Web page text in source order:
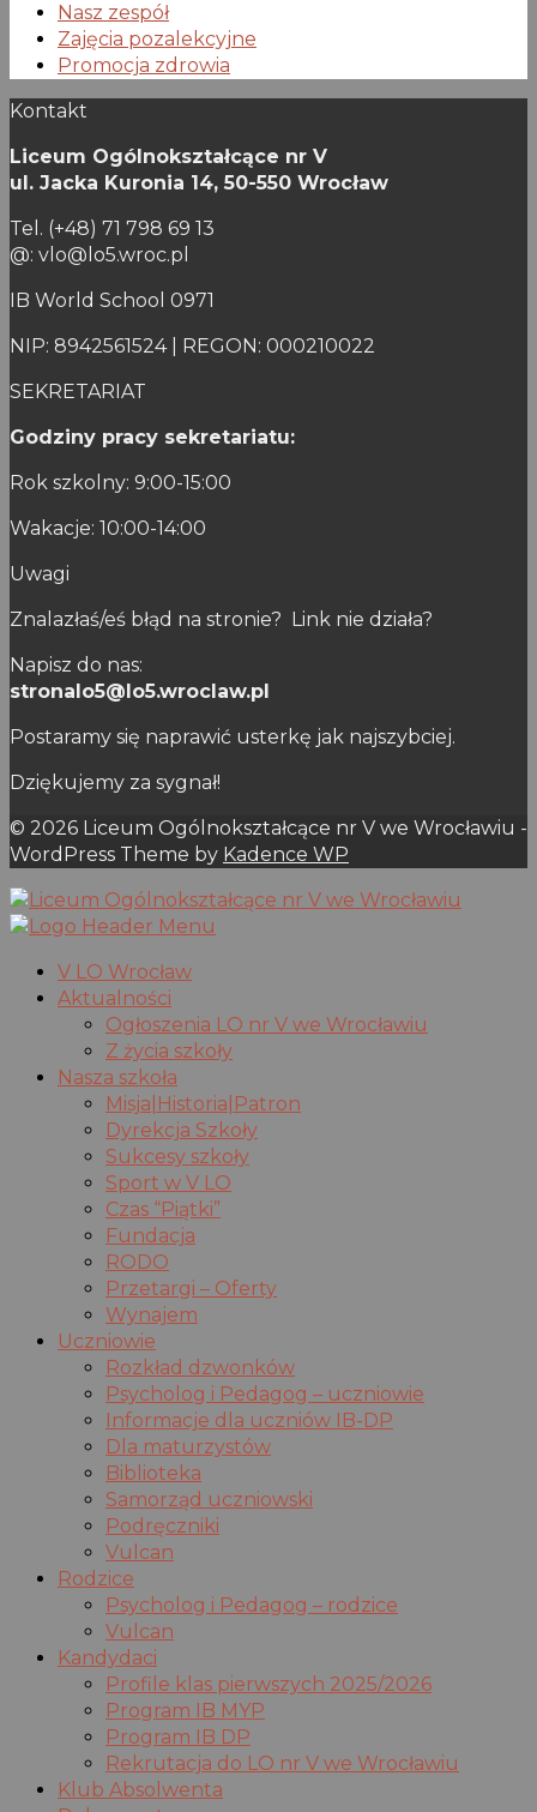
Nasz zespół
Zajęcia pozalekcyjne
Promocja zdrowia
Kontakt
Liceum Ogólnokształcące nr V
ul. Jacka Kuronia 14, 50-550 Wrocław
Tel. (+48) 71 798 69 13
@: vlo@lo5.wroc.pl
IB World School 0971
NIP: 8942561524 | REGON: 000210022
SEKRETARIAT
Godziny pracy sekretariatu:
Rok szkolny: 9:00-15:00
Wakacje: 10:00-14:00
Uwagi
Znalazłaś/eś błąd na stronie? Link nie działa?
Napisz do nas:
stronalo5@lo5.wroclaw.pl
Postaramy się naprawić usterkę jak najszybciej.
Dziękujemy za sygnał!
© 2026 Liceum Ogólnokształcące nr V we Wrocławiu -
WordPress Theme by Kadence WP
V LO Wrocław
Aktualności
Ogłoszenia LO nr V we Wrocławiu
Z życia szkoły
Nasza szkoła
Misja|Historia|Patron
Dyrekcja Szkoły
Sukcesy szkoły
Sport w V LO
Czas “Piątki”
Fundacja
RODO
Przetargi – Oferty
Wynajem
Uczniowie
Rozkład dzwonków
Psycholog i Pedagog – uczniowie
Informacje dla uczniów IB-DP
Dla maturzystów
Biblioteka
Samorząd uczniowski
Podręczniki
Vulcan
Rodzice
Psycholog i Pedagog – rodzice
Vulcan
Kandydaci
Profile klas pierwszych 2025/2026
Program IB MYP
Program IB DP
Rekrutacja do LO nr V we Wrocławiu
Klub Absolwenta